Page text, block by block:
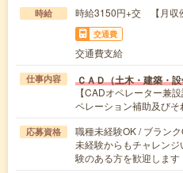
時給 時給3150円+交 【月収
交通費
交通費支給
仕事内容 ＣＡＤ（土木・建築・
【CADオペレーター兼
ペレーション補助及び
応募資格
職種未経験OK / ブラン
未経験からもチャレン
験のある方を歓迎しま